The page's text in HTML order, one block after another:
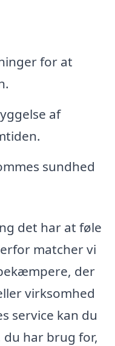
for at
af
sundhed
det har at føle
matcher vi
der
virksomhed
service kan du
har brug for,